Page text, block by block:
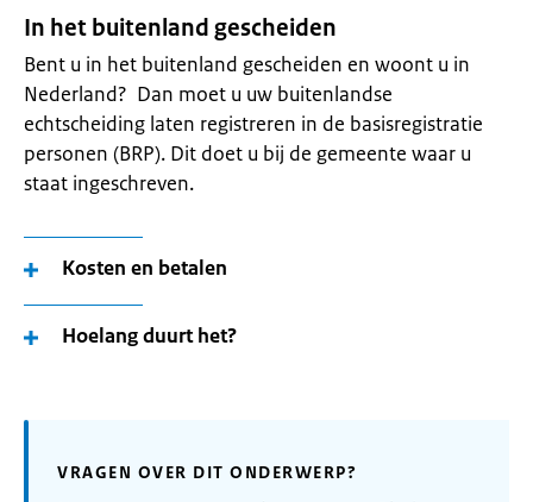
In het buitenland gescheiden
Bent u in het buitenland gescheiden en woont u in
Nederland? Dan moet u uw buitenlandse
echtscheiding laten registreren in de basisregistratie
personen (BRP). Dit doet u bij de gemeente waar u
staat ingeschreven.
Kosten en betalen
Hoelang duurt het?
VRAGEN OVER DIT ONDERWERP?